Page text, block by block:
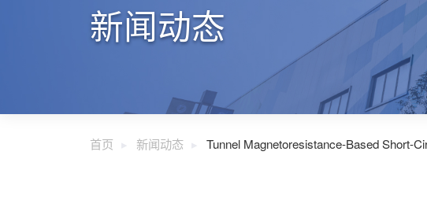
新闻动态
首页 新闻动态 Tunnel Magnetoresistance-Based Short-